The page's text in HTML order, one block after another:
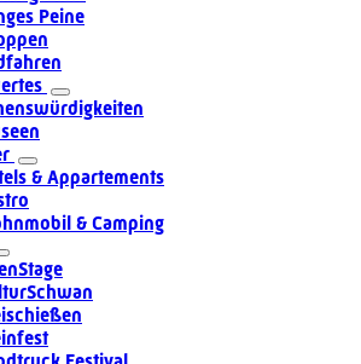
Peine
& Appartements
& Camping